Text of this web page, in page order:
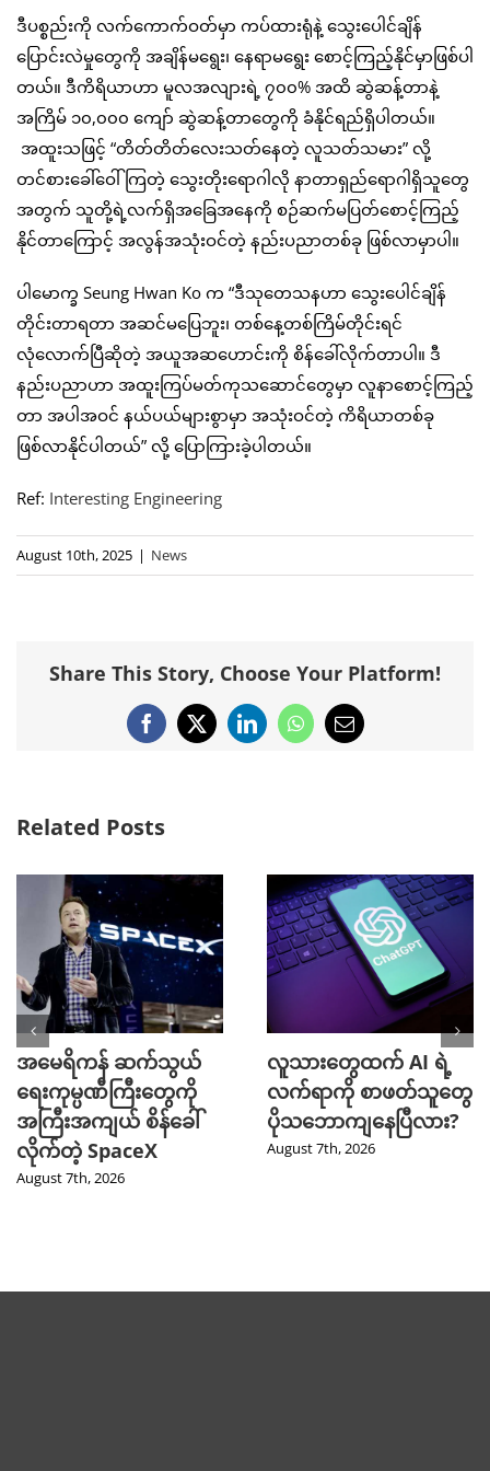
ဒီပစ္စည်းကို လက်ကောက်ဝတ်မှာ ကပ်ထားရုံနဲ့ သွေးပေါင်ချိန်
ပြောင်းလဲမှုတွေကို အချိန်မရွေး၊ နေရာမရွေး စောင့်ကြည့်နိုင်မှာဖြစ်ပါ
တယ်။ ဒီကိရိယာဟာ မူလအလျားရဲ့ ၇၀၀% အထိ ဆွဲဆန့်တာနဲ့
အကြိမ် ၁၀,၀၀၀ ကျော် ဆွဲဆန့်တာတွေကို ခံနိုင်ရည်ရှိပါတယ်။
အထူးသဖြင့် “တိတ်တိတ်လေးသတ်နေတဲ့ လူသတ်သမား” လို့
တင်စားခေါ်ဝေါ်ကြတဲ့ သွေးတိုးရောဂါလို နာတာရှည်ရောဂါရှိသူတွေ
အတွက် သူတို့ရဲ့လက်ရှိအခြေအနေကို စဉ်ဆက်မပြတ်စောင့်ကြည့်
နိုင်တာကြောင့် အလွန်အသုံးဝင်တဲ့ နည်းပညာတစ်ခု ဖြစ်လာမှာပါ။
ပါမောက္ခ Seung Hwan Ko က “ဒီသုတေသနဟာ သွေးပေါင်ချိန်
တိုင်းတာရတာ အဆင်မပြေဘူး၊ တစ်နေ့တစ်ကြိမ်တိုင်းရင်
လုံလောက်ပြီဆိုတဲ့ အယူအဆဟောင်းကို စိန်ခေါ်လိုက်တာပါ။ ဒီ
နည်းပညာဟာ အထူးကြပ်မတ်ကုသဆောင်တွေမှာ လူနာစောင့်ကြည့်
တာ အပါအဝင် နယ်ပယ်များစွာမှာ အသုံးဝင်တဲ့ ကိရိယာတစ်ခု
ဖြစ်လာနိုင်ပါတယ်” လို့ ပြောကြားခဲ့ပါတယ်။
Ref: Interesting Engineering
August 10th, 2025 | News
Share This Story, Choose Your Platform!
Facebook
X LinkedInWhatsApp
Email
Related Posts
အမေရိကန် ဆက်သွယ်
ရေးကုမ္ပဏီကြီးတွေကို
အကြီးအကျယ် စိန်ခေါ်
လိုက်တဲ့ SpaceX
August 7th, 2026
လူသားတွေထက် AI ရဲ့
လက်ရာကို စာဖတ်သူတွေ
ပိုသဘောကျနေပြီလား?
August 7th, 2026